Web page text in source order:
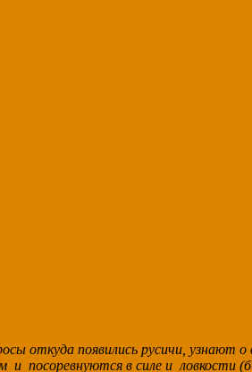
откуда появились русичи, узнают
посоревнуются в силе и ловкости